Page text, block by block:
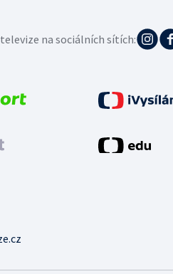
na sociálních sítích: